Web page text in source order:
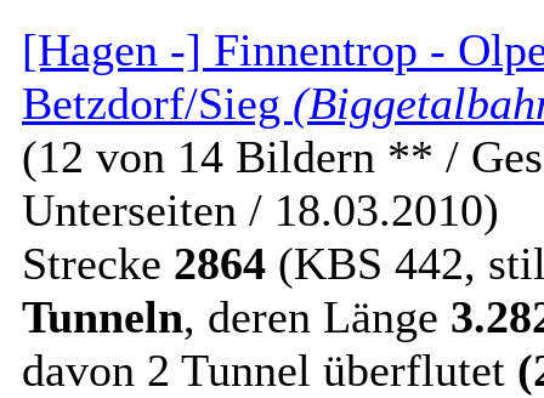
[Hagen -] Finnentrop -
Betzdorf/Sieg
(12 von 14 Bildern ** /
Unterseiten / 18.03.2010)
Strecke 2864 (KBS 442,
Tunneln, deren Länge
davon 2 Tunnel überflutet